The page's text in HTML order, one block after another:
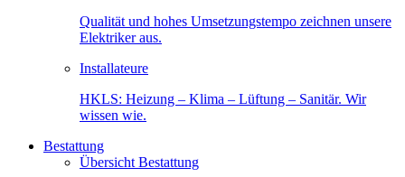
Qualität und hohes Umsetzungstempo zeichnen unsere
Elektriker aus.
Installateure
HKLS: Heizung – Klima – Lüftung – Sanitär. Wir
wissen wie.
Bestattung
Übersicht Bestattung